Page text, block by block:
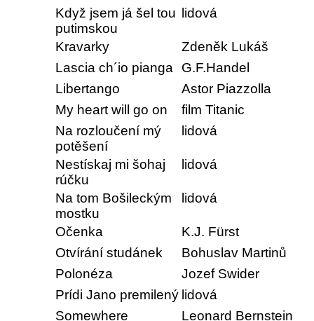
Když jsem já šel tou
putimskou
lidová
Kravarky
Zdeněk Lukáš
Lascia ch´io pianga
G.F.Handel
Libertango
Astor Piazzolla
My heart will go on
film Titanic
Na rozloučení mý
potěšení
lidová
Nestískaj mi šohaj
rúčku
lidová
Na tom Bošileckým
mostku
lidová
Očenka
K.J. Fürst
Otvírání studánek
Bohuslav Martinů
Polonéza
Jozef Swider
Prídi Jano premilený lidová
Somewhere
Leonard Bernstein